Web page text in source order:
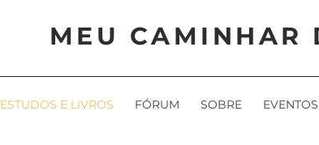
MEU CAMINHAR
ESTUDOS E LIVROS FÓRUM SOBRE EVENTOS